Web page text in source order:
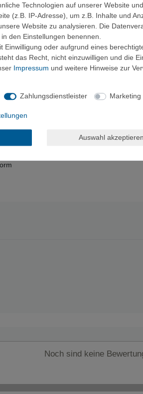
Approach als auch beim leichten
für technische Zustiege und
und trockenem Fels - genau da, wo
Passform, die sich perfekt an deinen
Dämpfung und direktem Felskontakt
leicht am Fuß, ohne dabei
alles mit.
Grip
Klettern
Fußklima
Noch sind keine
Technologien auf unserer Website
(z.B. IP-Adresse), um z.B. Inhalte und
Website zu analysieren. Die
den Einstellungen benennen.
Einwilligung oder aufgrund eines
das Recht, nicht einzuwilligen und die
Impressum und weitere Hinweise zur
Zahlungsdienstleister Marketing
Auswahl akzeptieren